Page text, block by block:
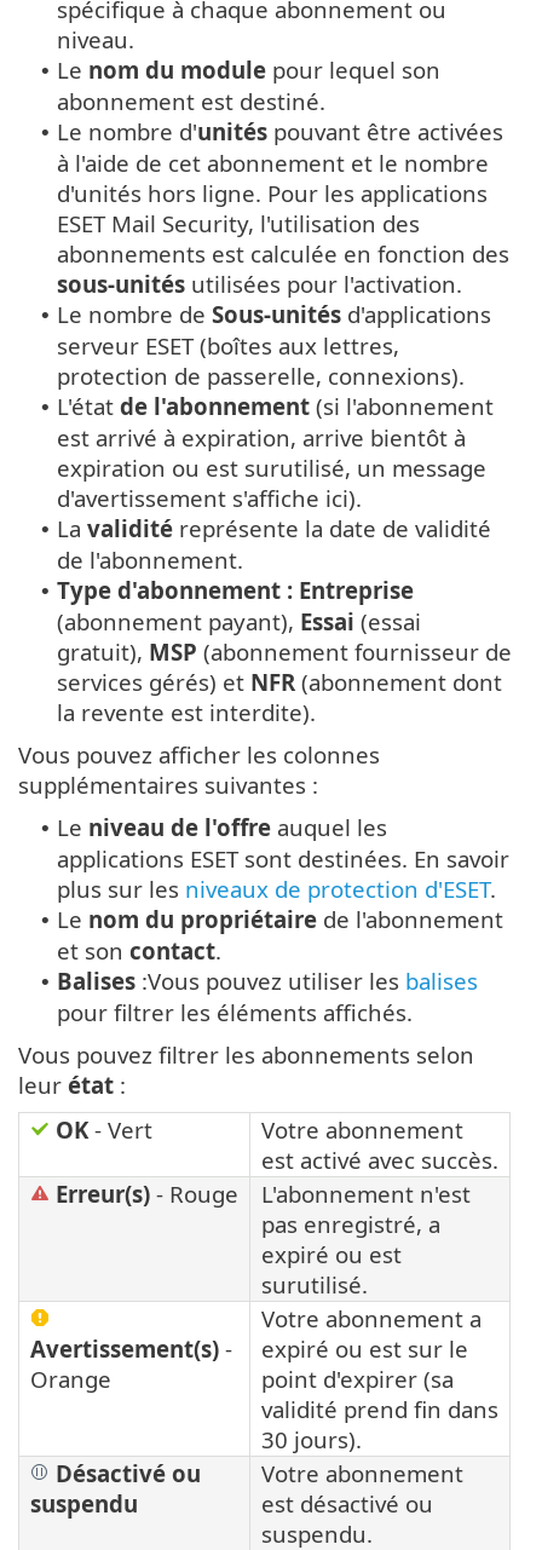
spécifique à chaque abonnement ou
niveau.
• Le nom du module pour lequel son
abonnement est destiné.
• Le nombre d'unités pouvant être activées
à l'aide de cet abonnement et le nombre
d'unités hors ligne. Pour les applications
ESET Mail Security, l'utilisation des
abonnements est calculée en fonction des
sous-unités utilisées pour l'activation.
• Le nombre de Sous-unités d'applications
serveur ESET (boîtes aux lettres,
protection de passerelle, connexions).
• L'état de l'abonnement (si l'abonnement
est arrivé à expiration, arrive bientôt à
expiration ou est surutilisé, un message
d'avertissement s'affiche ici).
• La validité représente la date de validité
de l'abonnement.
• Type d'abonnement : Entreprise
(abonnement payant), Essai (essai
gratuit), MSP (abonnement fournisseur de
services gérés) et NFR (abonnement dont
la revente est interdite).
Vous pouvez afficher les colonnes
supplémentaires suivantes :
• Le niveau de l'offre auquel les
applications ESET sont destinées. En savoir
plus sur les niveaux de protection d'ESET.
• Le nom du propriétaire de l'abonnement
et son contact.
• Balises :Vous pouvez utiliser les balises
pour filtrer les éléments affichés.
Vous pouvez filtrer les abonnements selon
leur état :
OK- Vert
Votre abonnement
est activé avec succès.
Erreur(s) - Rouge
L'abonnement n'est
pas enregistré, a
expiré ou est
surutilisé.
Avertissement(s) -
Orange
Votre abonnement a
expiré ou est sur le
point d'expirer (sa
validité prend fin dans
30 jours).
Désactivé ou
suspendu
Votre abonnement
est désactivé ou
suspendu.